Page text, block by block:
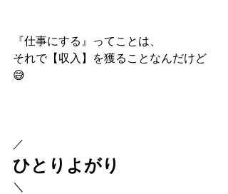
『仕事にする』ってことは、
それで【収入】を獲ることなんだけど
😅
／
ひとりよがり
＼